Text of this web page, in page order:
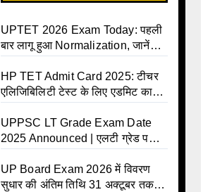
UPTET 2026 Exam Today: पहली
बार लागू हुआ Normalization, जानें
क्या होगा फायदा
HP TET Admit Card 2025: टीचर
एलिजिबिलिटी टेस्ट के लिए एडमिट कार्ड
UPPSC LT Grade Exam Date
2025 Announced | एलटी ग्रेड परीक्षा
जानिए पूरा टाइम टेबल
UP Board Exam 2026 में विवरण
सुधार की अंतिम तिथि 31 अक्टूबर तक